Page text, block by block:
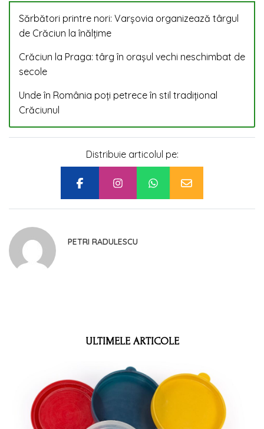
Sărbători printre nori: Varșovia organizează târgul
de Crăciun la înălțime
Crăciun la Praga: târg în orașul vechi neschimbat de
secole
Unde în România poți petreceîn stil tradițional
Crăciunul
Distribuie articolul pe:
PETRI RADULESCU
ULTIMELE ARTICOLE